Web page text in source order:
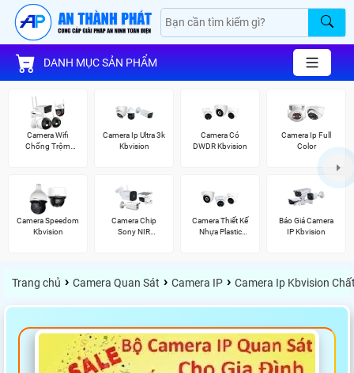
DANH MỤC SẢN PHẨM
Camera Wifi
Chống Trộm
Camera Ip Ultra 3k
Kbvision
Camera Có
DWDR Kbvision
Camera Ip Full
Color
Camera Speedom
Kbvision
Camera Chip
Sony NIR
Camera Thiết Kế
Nhựa Plastic
Báo Giá Camera
IP Kbvision
Trang chủ › Camera Quan Sát › Camera IP › Camera Ip Kbvision